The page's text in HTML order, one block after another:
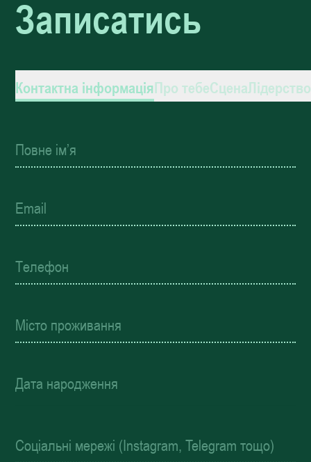
Записатись
Контактна інформаціяПро тебеСценаЛідерство
Дата народження